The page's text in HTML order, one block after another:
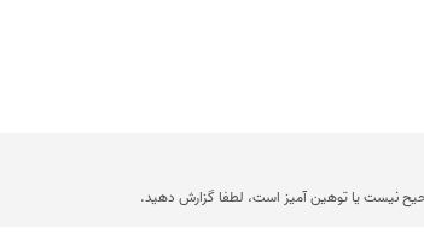
نیست یا توهین آمیز است، لطفا گزارش دهید.